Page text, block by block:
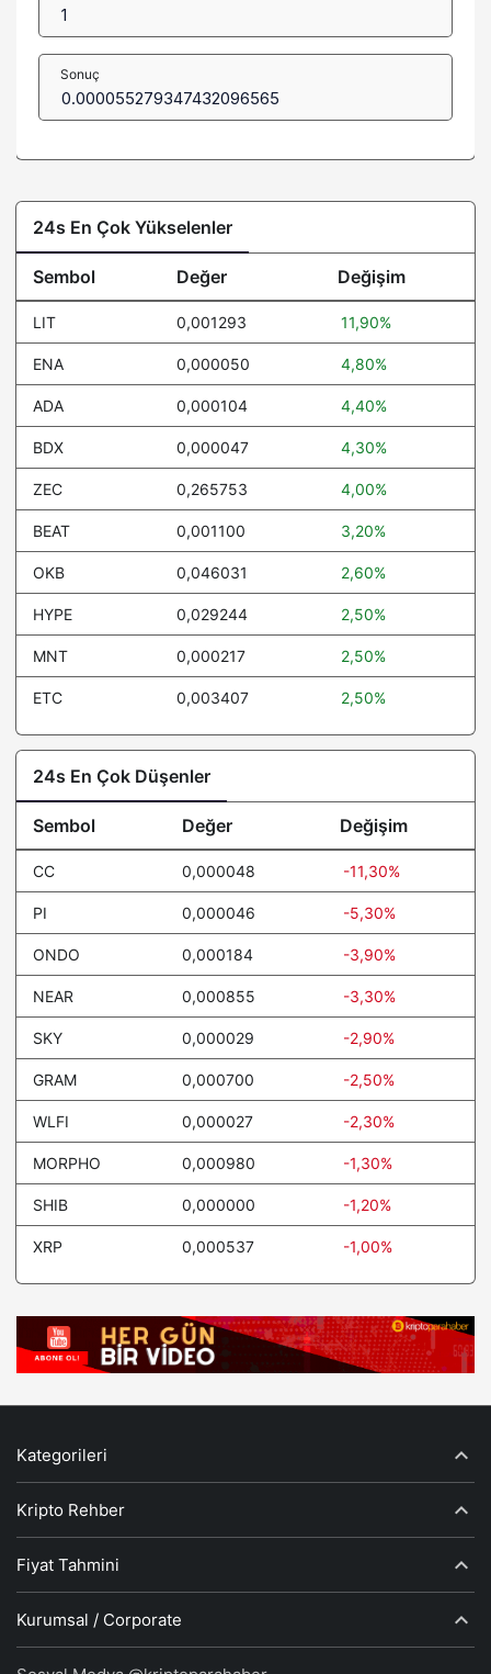
Sonuç
24s En Çok Yükselenler
Sembol Değer Değişim
LIT 0,001293 11,90%
ENA 0,000050 4,80%
ADA 0,000104 4,40%
BDX 0,000047 4,30%
ZEC 0,265753 4,00%
BEAT 0,001100 3,20%
OKB 0,046031 2,60%
HYPE 0,029244 2,50%
MNT 0,000217 2,50%
ETC 0,003407 2,50%
24s En Çok Düşenler
Sembol Değer Değişim
CC 0,000048 -11,30%
PI 0,000046 -5,30%
ONDO 0,000184 -3,90%
NEAR 0,000855 -3,30%
SKY 0,000029 -2,90%
GRAM 0,000700 -2,50%
WLFI 0,000027 -2,30%
MORPHO 0,000980 -1,30%
SHIB 0,000000 -1,20%
XRP 0,000537 -1,00%
Kategorileri
Kripto Rehber
Fiyat Tahmini
Kurumsal / Corporate